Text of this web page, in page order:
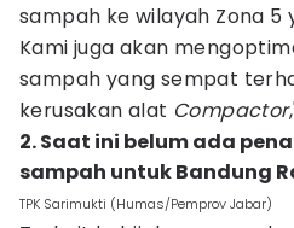
sampah ke wilayah Zona 5
Kami juga akan
sampah yang sempat
kerusakan alat Compactor
2. Saat ini belum ada
sampah untuk Bandung
TPK Sarimukti (Humas/Pemprov Jabar)